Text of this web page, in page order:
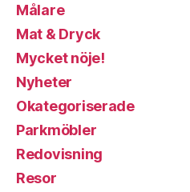
Målare
Mat & Dryck
Mycket nöje!
Nyheter
Okategoriserade
Parkmöbler
Redovisning
Resor